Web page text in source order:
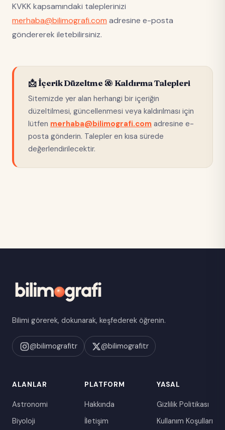
KVKK kapsamındaki taleplerinizi
merhaba@bilimografi.com adresine e-posta
göndererek iletebilirsiniz.
📩 İçerik Düzeltme & Kaldırma Talepleri
Sitemizde yer alan herhangi bir içeriğin
düzeltilmesi, güncellenmesi veya kaldırılması için
lütfen merhaba@bilimografi.com adresine e-
posta gönderin. Talepler en kısa sürede
değerlendirilecektir.
Bilimi görerek, dokunarak, keşfederek öğrenin.
@bilimografitr @bilimografitr
ALANLAR
Astronomi
Biyoloji
PLATFORM
Hakkında
İletişim
YASAL
Gizlilik Politikası
Kullanım Koşulları